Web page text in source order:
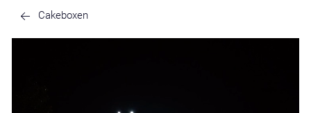
Cakeboxen